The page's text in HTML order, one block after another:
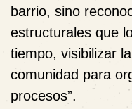
barrio, sino
estructurales que
tiempo, visibilizar
comunidad para
procesos”.